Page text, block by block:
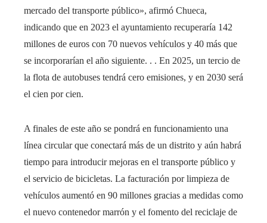
mercado del transporte público», afirmó Chueca,
indicando que en 2023 el ayuntamiento recuperaría 142
millones de euros con 70 nuevos vehículos y 40 más que
se incorporarían el año siguiente. . . En 2025, un tercio de
la flota de autobuses tendrá cero emisiones, y en 2030 será
el cien por cien.
A finales de este año se pondrá en funcionamiento una
línea circular que conectará más de un distrito y aún habrá
tiempo para introducir mejoras en el transporte público y
el servicio de bicicletas. La facturación por limpieza de
vehículos aumentó en 90 millones gracias a medidas como
el nuevo contenedor marrón y el fomento del reciclaje de